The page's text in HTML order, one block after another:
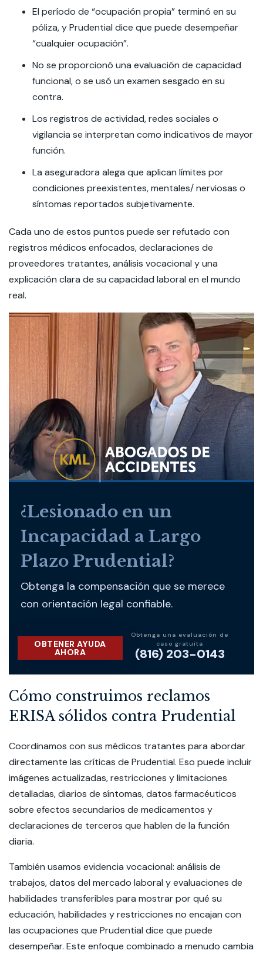
El período de “ocupación propia” terminó en su
póliza, y Prudential dice que puede desempeñar
“cualquier ocupación”.
No se proporcionó una evaluación de capacidad
funcional, o se usó un examen sesgado en su
contra.
Los registros de actividad, redes sociales o
vigilancia se interpretan como indicativos de mayor
función.
La aseguradora alega que aplican límites por
condiciones preexistentes, mentales/ nerviosas o
síntomas reportados subjetivamente.
Cada uno de estos puntos puede ser refutado con
registros médicos enfocados, declaraciones de
proveedores tratantes, análisis vocacional y una
explicación clara de su capacidad laboral en el mundo
real.
¿Lesionado en un
Incapacidad a Largo
Plazo Prudential?
Obtenga la compensación que se merece
con orientación legal confiable.
OBTENER AYUDA
AHORA
Obtenga una evaluación de
caso gratuita
(816) 203-0143
Cómo construimos reclamos
ERISA sólidos contra Prudential
Coordinamos con sus médicos tratantes para abordar
directamente las críticas de Prudential. Eso puede incluir
imágenes actualizadas, restricciones y limitaciones
detalladas, diarios de síntomas, datos farmacéuticos
sobre efectos secundarios de medicamentos y
declaraciones de terceros que hablen de la función
diaria.
También usamos evidencia vocacional: análisis de
trabajos, datos del mercado laboral y evaluaciones de
habilidades transferibles para mostrar por qué su
educación, habilidades y restricciones no encajan con
las ocupaciones que Prudential dice que puede
desempeñar. Este enfoque combinado a menudo cambia